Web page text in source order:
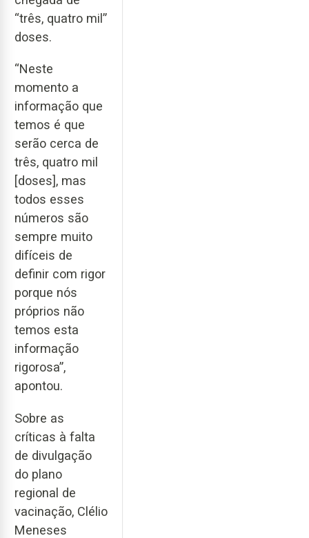
“três, quatro mil”
doses.
“Neste
momento a
informação que
temos é que
serão cerca de
três, quatro mil
[doses], mas
todos esses
números são
sempre muito
difíceis de
definir com rigor
porque nós
próprios não
temos esta
informação
rigorosa”,
apontou.
Sobre as
críticas à falta
de divulgação
do plano
regional de
vacinação, Clélio
Meneses